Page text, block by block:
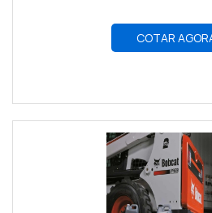
COTAR